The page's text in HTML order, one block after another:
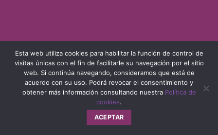
Esta web utiliza cookies para habilitar la función de control de
visitas únicas con el fin de facilitarle su navegación por el sitio
web. Si continúa navegando, consideramos que está de
acuerdo con su uso. Podrá revocar el consentimiento y
obtener más información consultando nuestra Política de
cookies.
ACEPTAR